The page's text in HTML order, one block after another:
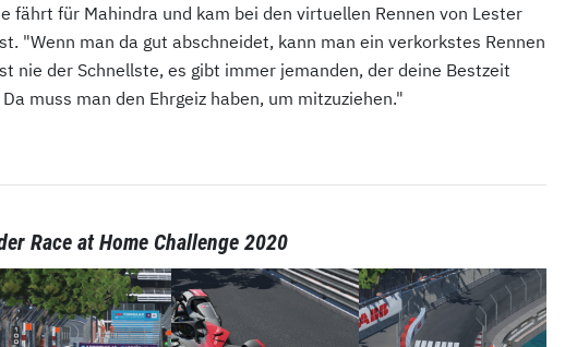
fährt für Mahindra und kam bei den virtuellen Rennen von Lester
"Wenn man da gut abschneidet, kann man ein verkorkstes Rennen
nie der Schnellste, es gibt immer jemanden, der deine Bestzeit
muss man den Ehrgeiz haben, um mitzuziehen."
Race at Home Challenge 2020